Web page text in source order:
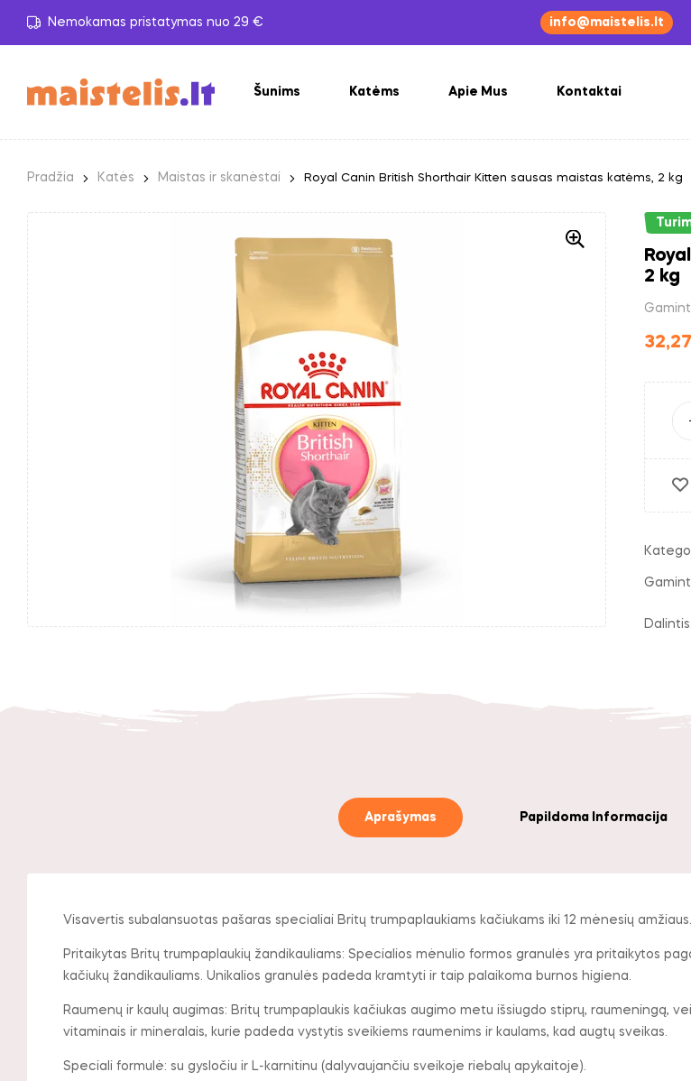
Nemokamas pristatymas nuo 29 € info@maistelis.lt
Šunims Katėms Apie Mus Kontaktai
Pradžia Katės Maistas ir skanėstai Royal Canin British Shorthair Kitten sausas maistas katėms, 2 kg
2 kg
32,27
Dalintis:
Aprašymas Papildoma Informacija
Visavertis subalansuotas pašaras specialiai Britų trumpaplaukiams kačiukams iki 12 mėnesių amžiaus.
Pritaikytas Britų trumpaplaukių žandikauliams: Specialios mėnulio formos granulės yra pritaikytos
kačiukų žandikauliams. Unikalios granulės padeda kramtyti ir taip palaikoma burnos higiena.
Raumenų ir kaulų augimas: Britų trumpaplaukis kačiukas augimo metu išsiugdo stiprų, raumeningą,
vitaminais ir mineralais, kurie padeda vystytis sveikiems raumenims ir kaulams, kad augtų sveikas.
Speciali formulė: su gysločiu ir L-karnitinu (dalyvaujančiu sveikoje riebalų apykaitoje).